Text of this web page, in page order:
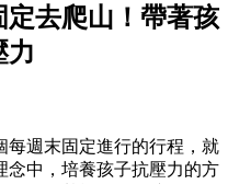
去爬山！帶著孩
力
每週末固定進行的行程，就
念中，培養孩子抗壓力的方